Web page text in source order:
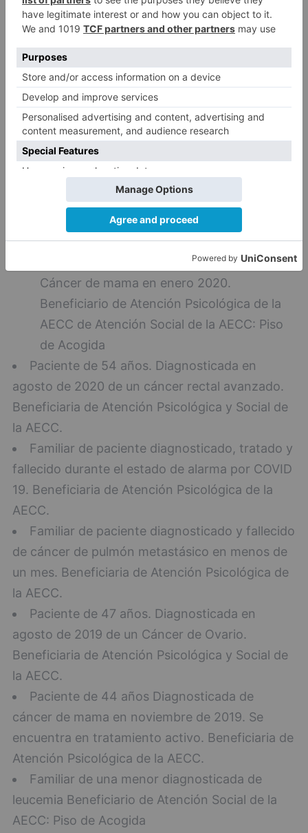
Paciente de 47 años. Diagnosticada en
agosto de 2019 de un Cáncer de Ovario.
Beneficiaria de Atención Psicológica y
Social de la AECC.
Paciente de 44 años Diagnosticada de
cáncer de mama en noviembre de 2019. Se
encuentra en tratamiento activo.
Beneficiaria de Atención Psicológica de la
AECC.
Familiar de una menor diagnosticada de
leucemia Beneficiario de Atención Social de
la AECC: Piso de Acogida
Paciente de 45 años Diagnosticada de
Cáncer de mama en enero 2020.
Beneficiario de Atención Psicológica de la
AECC de Atención Social de la AECC: Piso
de Acogida
Paciente de 54 años. Diagnosticada en
agosto de 2020 de un cáncer rectal avanzado.
Beneficiaria de Atención Psicológica y Social de
la AECC.
Familiar de paciente diagnosticado, tratado y
fallecido durante el estado de alarma por COVID
19. Beneficiaria de Atención Psicológica de la
AECC.
Familiar de paciente diagnosticado y fallecido
de cáncer de pulmón metastásico en menos de
un mes. Beneficiaria de Atención Psicológica de
la AECC.
Paciente de 47 años. Diagnosticada en
agosto de 2019 de un Cáncer de Ovario.
Beneficiaria de Atención Psicológica y Social de
la AECC.
Paciente de 44 años Diagnosticada de
cáncer de mama en noviembre de 2019. Se
encuentra en tratamiento activo. Beneficiaria de
Atención Psicológica de la AECC.
Familiar de una menor diagnosticada de
leucemia Beneficiario de Atención Social de la
AECC: Piso de Acogida